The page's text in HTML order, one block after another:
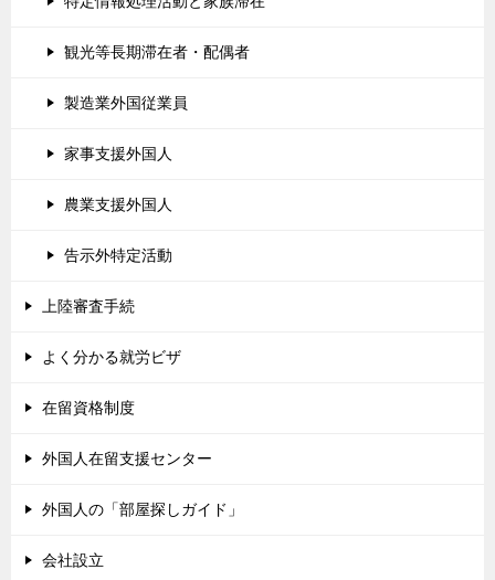
観光等長期滞在者・配偶者
製造業外国従業員
家事支援外国人
農業支援外国人
告示外特定活動
上陸審査手続
よく分かる就労ビザ
在留資格制度
外国人在留支援センター
外国人の「部屋探しガイド」
会社設立